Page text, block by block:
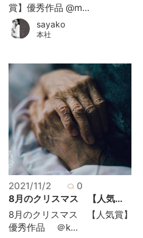
賞】優秀作品 @m...
sayako
本社
2021/11/2
0
8月のクリスマス 【人気...
8月のクリスマス 【人気賞】
優秀作品 ＠k...